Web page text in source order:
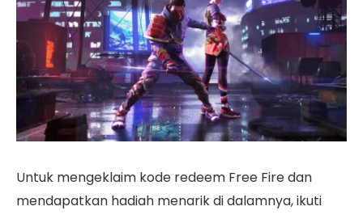
Untuk mengeklaim kode redeem Free Fire dan
mendapatkan hadiah menarik di dalamnya, ikuti